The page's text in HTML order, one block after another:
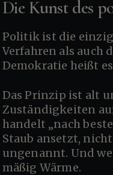
Die Kunst des
Politik ist die
Verfahren als auch
Demokratie heißt
Das Prinzip ist alt und erstaunlich robust: Wenn der Schaden groß genug ist, löst er sich in
Zuständigkeiten
handelt „nach
Staub ansetzt,
ungenannt. Und
mäßig Wärme.